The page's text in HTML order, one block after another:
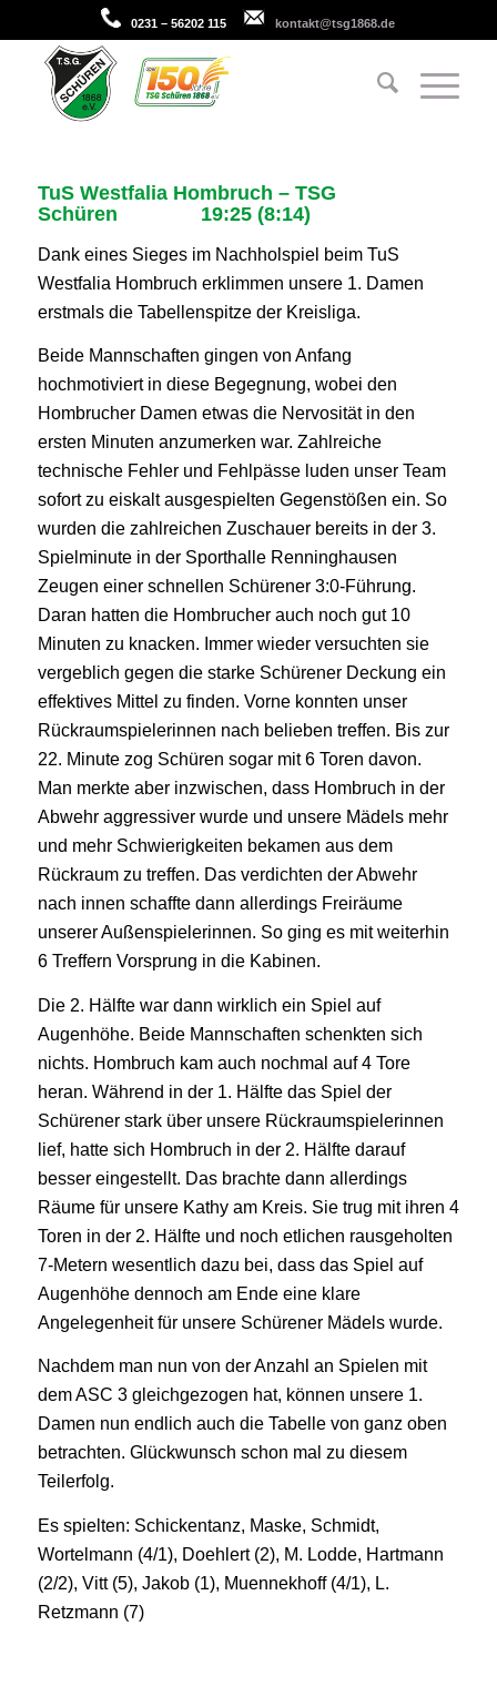
0231 – 56202 115 kontakt@tsg1868.de
TuS Westfalia Hombruch – TSG
Schüren 19:25 (8:14)
Dank eines Sieges im Nachholspiel beim TuS
Westfalia Hombruch erklimmen unsere 1. Damen
erstmals die Tabellenspitze der Kreisliga.
Beide Mannschaften gingen von Anfang
hochmotiviert in diese Begegnung, wobei den
Hombrucher Damen etwas die Nervosität in den
ersten Minuten anzumerken war. Zahlreiche
technische Fehler und Fehlpässe luden unser Team
sofort zu eiskalt ausgespielten Gegenstößen ein. So
wurden die zahlreichen Zuschauer bereits in der 3.
Spielminute in der Sporthalle Renninghausen
Zeugen einer schnellen Schürener 3:0-Führung.
Daran hatten die Hombrucher auch noch gut 10
Minuten zu knacken. Immer wieder versuchten sie
vergeblich gegen die starke Schürener Deckung ein
effektives Mittel zu finden. Vorne konnten unser
Rückraumspielerinnen nach belieben treffen. Bis zur
22. Minute zog Schüren sogar mit 6 Toren davon.
Man merkte aber inzwischen, dass Hombruch in der
Abwehr aggressiver wurde und unsere Mädels mehr
und mehr Schwierigkeiten bekamen aus dem
Rückraum zu treffen. Das verdichten der Abwehr
nach innen schaffte dann allerdings Freiräume
unserer Außenspielerinnen. So ging es mit weiterhin
6 Treffern Vorsprung in die Kabinen.
Die 2. Hälfte war dann wirklich ein Spiel auf
Augenhöhe. Beide Mannschaften schenkten sich
nichts. Hombruch kam auch nochmal auf 4 Tore
heran. Während in der 1. Hälfte das Spiel der
Schürener stark über unsere Rückraumspielerinnen
lief, hatte sich Hombruch in der 2. Hälfte darauf
besser eingestellt. Das brachte dann allerdings
Räume für unsere Kathy am Kreis. Sie trug mit ihren 4
Toren in der 2. Hälfte und noch etlichen rausgeholten
7-Metern wesentlich dazu bei, dass das Spiel auf
Augenhöhe dennoch am Ende eine klare
Angelegenheit für unsere Schürener Mädels wurde.
Nachdem man nun von der Anzahl an Spielen mit
dem ASC 3 gleichgezogen hat, können unsere 1.
Damen nun endlich auch die Tabelle von ganz oben
betrachten. Glückwunsch schon mal zu diesem
Teilerfolg.
Es spielten: Schickentanz, Maske, Schmidt,
Wortelmann (4/1), Doehlert (2), M. Lodde, Hartmann
(2/2), Vitt (5), Jakob (1), Muennekhoff (4/1), L.
Retzmann (7)